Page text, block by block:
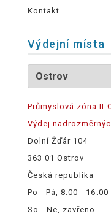
Kontakt
Výdejní místa
Průmyslová zóna II
Výdej
Dolní Žďár 104
363 01 Ostrov
Česká republika
Po - Pá, 8:00 - 16:00
So - Ne, zavřeno